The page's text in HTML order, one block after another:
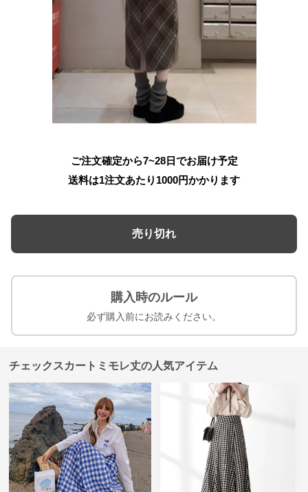
ご注文確定から7~28日でお届け予定
送料は1注文あたり 1000円かかります
売り切れ
購入時のルール
必ず購入前にお読みください。
チェックスカートミモレ丈の人気アイテム